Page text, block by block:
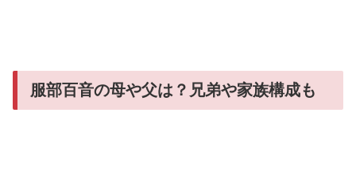
服部百音の母や父は？兄弟や家族構成も